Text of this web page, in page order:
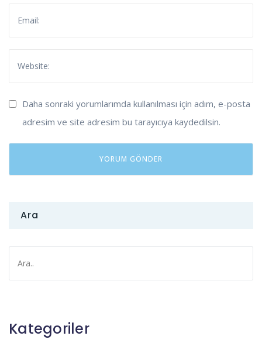
Daha sonraki yorumlarımda kullanılması için adım, e-posta
adresim ve site adresim bu tarayıcıya kaydedilsin.
Ara
Kategoriler